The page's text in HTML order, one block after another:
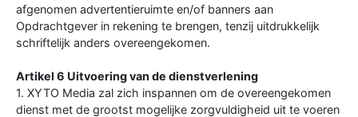
afgenomen advertentieruimte en/of banners aan
Opdrachtgever in rekening te brengen, tenzij uitdrukkelijk
schriftelijk anders overeengekomen.
Artikel 6 Uitvoering van de dienstverlening
1. XYTO Media zal zich inspannen om de overeengekomen
dienst met de grootst mogelijke zorgvuldigheid uit te voeren